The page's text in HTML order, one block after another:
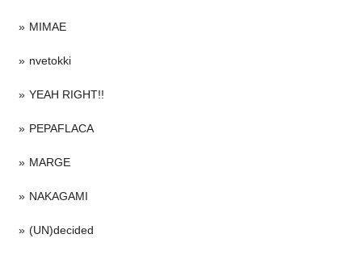
MIMAE
nvetokki
YEAH RIGHT!!
PEPAFLACA
MARGE
NAKAGAMI
(UN)decided